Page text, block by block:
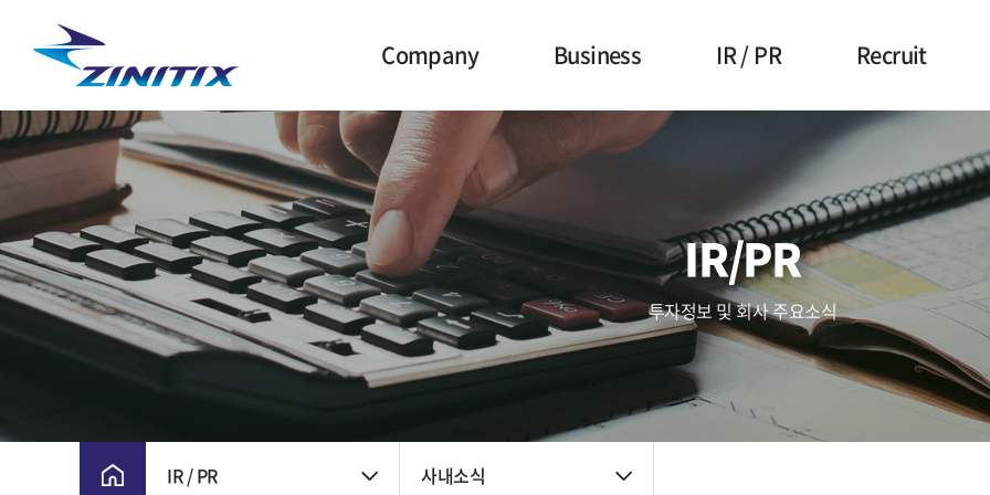
Company
CEO 인사말
주요 연혁
비전 및 핵심가치
CI
윤리경영
회사위치
Business
사업영역
Touch (IC/Module)
Haptic/Power
품질관리
신뢰성
품질방침
IR / PR
공시정보
IR자료
공지사항
주요뉴스
Recruit
인사제도
채용공고
채용FAQ
IR/PR
투자정보 및 회사 주요소식
IR / PR 사내소식